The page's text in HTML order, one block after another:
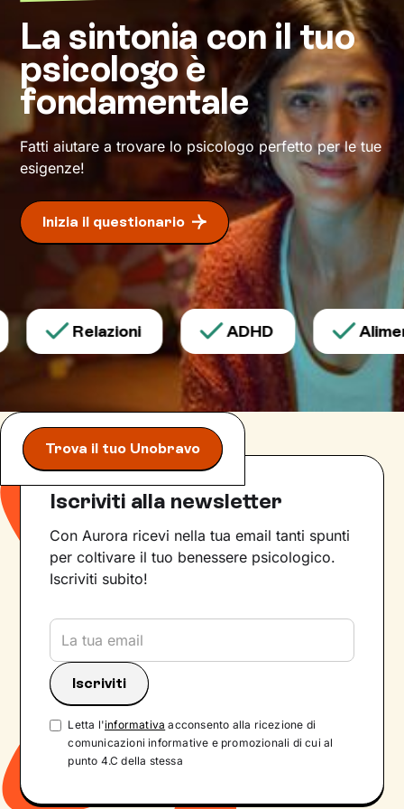
inedito di affrontare gli eventi della vita e a un
maggiore benessere.
La sintonia con il tuo
psicologo è
fondamentale
Fatti aiutare a trovare lo psicologo perfetto per le tue
esigenze!
Inizia il questionario
Relazioni ADHD
Trova il tuo Unobravo
Iscriviti alla newsletter
Con Aurora ricevi nella tua email tanti spunti
per coltivare il tuo benessere psicologico.
Iscriviti subito!
Letta l'informativa acconsento alla ricezione di
comunicazioni informative e promozionali di cui al
punto 4.C della stessa